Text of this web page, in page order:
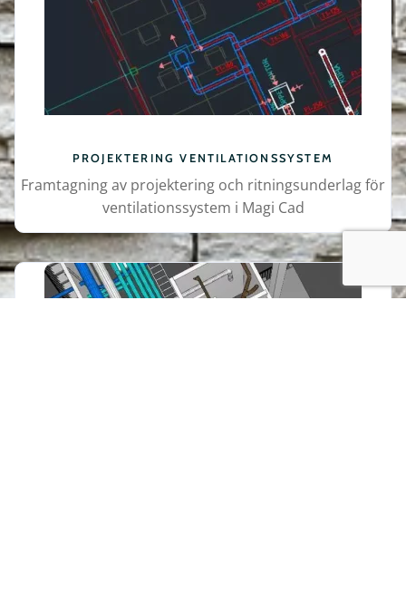
PROJEKTERING VENTILATIONSSYSTEM
Framtagning av projektering och ritningsunderlag för
ventilationssystem i Magi Cad